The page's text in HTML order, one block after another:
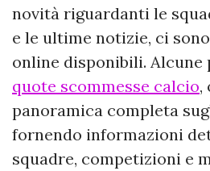
novità riguardanti le
e le ultime notizie, ci
online disponibili. Alcune
quote scommesse calcio,
panoramica completa
fornendo informazioni
squadre, competizioni e